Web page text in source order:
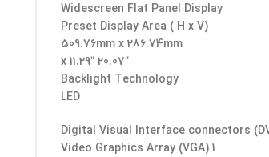
Widescreen Flat Panel Display
Preset Display Area ( H x V)
509.76mm x 286.74mm
20.07″ x 11.29″
Backlight Technology
LED
1 Video Graphics Array (VGA)